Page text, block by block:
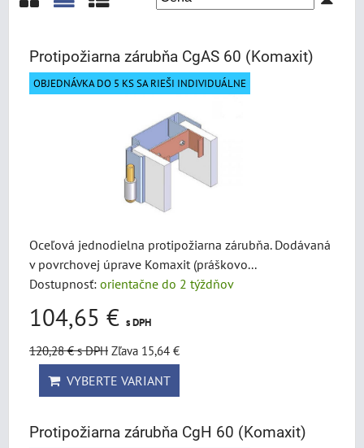
Protipožiarna zárubňa CgAS 60 (Komaxit)
OBJEDNÁVKA DO 5 KS SA RIEŠI INDIVIDUÁLNE
Oceľová jednodielna protipožiarna zárubňa. Dodávaná
v povrchovej úprave Komaxit (práškovo...
Dostupnosť: orientačne do 2 týždňov
104,65 € s DPH
120,28 €s DPH Zľava 15,64 €
VYBERTE VARIANT
Protipožiarna zárubňa CgH 60 (Komaxit)